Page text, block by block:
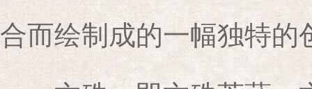
合而绘制成的一幅独特的